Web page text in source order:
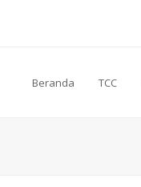
Beranda TCC